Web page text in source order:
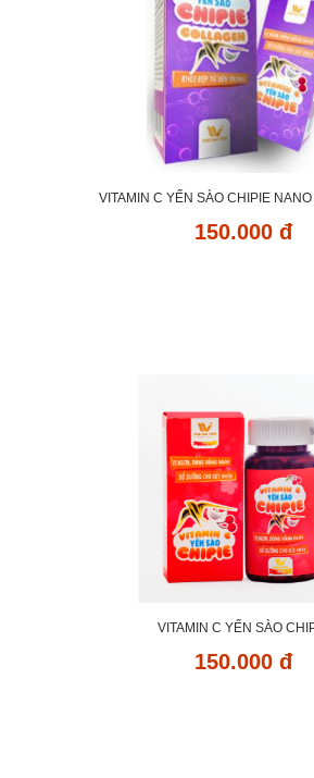
VITAMIN C YẾN SÀO CHIPIE
150.000 đ
VITAMIN C YẾN SÀO
150.000 đ